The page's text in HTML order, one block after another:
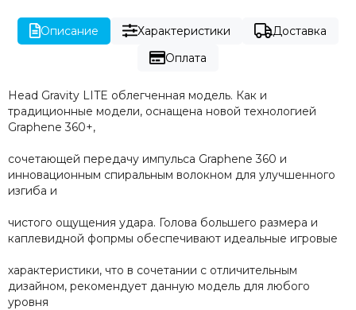
Описание Характеристики
Доставка
Оплата
Head Gravity LITE облегченная модель. Как и
традиционные модели, оснащена новой технологией
Graphene 360+,
сочетающей передачу импульса Graphene 360 и
инновационным спиральным волокном для улучшенного
изгиба и
чистого ощущения удара. Голова большего размера и
каплевидной фопрмы обеспечивают идеальные игровые
характеристики, что в сочетании с отличительным
дизайном, рекомендует данную модель для любого
уровня